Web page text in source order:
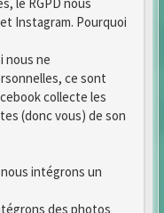
Instagram. Pourquoi
nous ne
ce sont
collecte les
(donc vous) de son
intégrons un
des photos